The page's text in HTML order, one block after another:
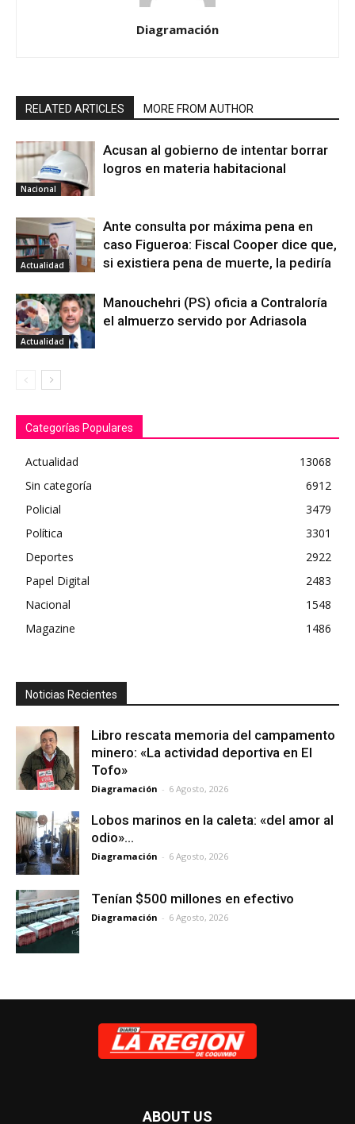
Diagramación
RELATED ARTICLES MORE FROM AUTHOR
Nacional
Acusan al gobierno de intentar borrar
logros en materia habitacional
Actualidad
Ante consulta por máxima pena en
caso Figueroa: Fiscal Cooper dice que,
si existiera pena de muerte, la pediría
Actualidad
Manouchehri (PS) oficia a Contraloría
el almuerzo servido por Adriasola
Categorías Populares
Actualidad
13068
Sin categoría
6912
Policial
3479
Política
3301
Deportes
2922
Papel Digital
2483
Nacional
1548
Magazine
1486
Noticias Recientes
Libro rescata memoria del campamento
minero: «La actividad deportiva en El
Tofo»
Diagramación - 6 Agosto, 2026
Lobos marinos en la caleta: «del amor al
odio»…
Diagramación - 6 Agosto, 2026
Tenían $500 millones en efectivo
Diagramación - 6 Agosto, 2026
ABOUT US